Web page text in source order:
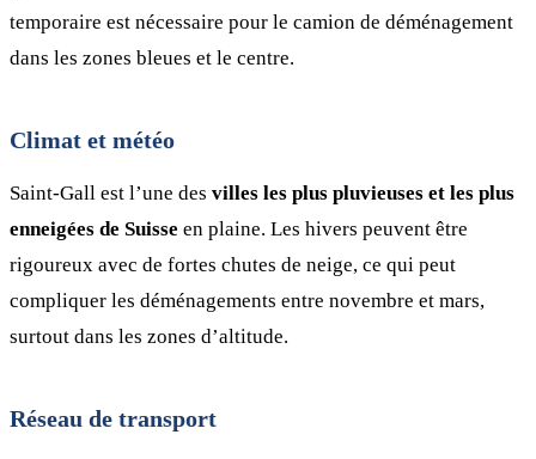
temporaire est nécessaire pour le camion de déménagement
dans les zones bleues et le centre.
Climat et météo
Saint-Gall est l’une des villes les plus pluvieuses et les plus
enneigées de Suisse en plaine. Les hivers peuvent être
rigoureux avec de fortes chutes de neige, ce qui peut
compliquer les déménagements entre novembre et mars,
surtout dans les zones d’altitude.
Réseau de transport